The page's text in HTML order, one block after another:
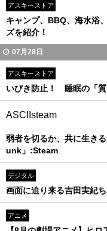
アスキーストア
キャンプ、BBQ、海水
ズを紹介！
07月28日
アスキーストア
いびき防止！ 睡眠の「
ASCIIsteam
弱者を切るか、共に生き
unk」:Steam
デジタル
画面に迫り来る吉田実紀
アニメ